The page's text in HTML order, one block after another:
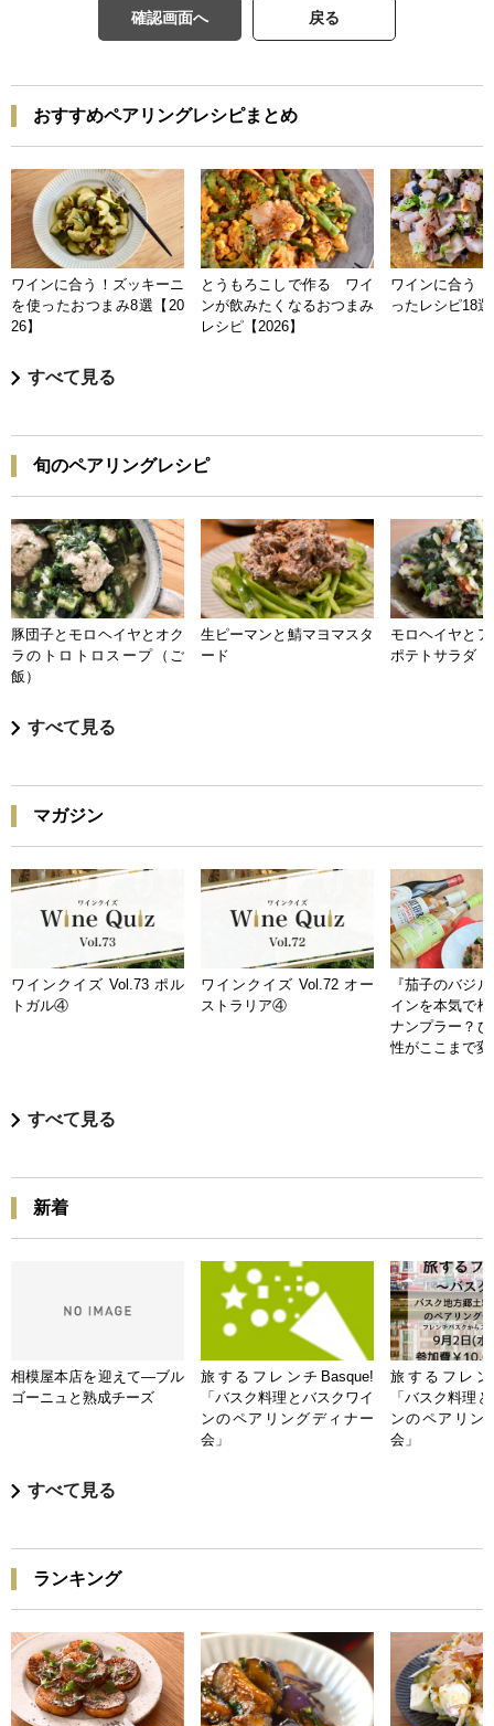
確認画面へ 戻る
おすすめペアリングレシピまとめ
ワインに合う！ズッキーニ
を使ったおつまみ8選【20
26】
とうもろこしで作る ワイ
ンが飲みたくなるおつまみ
レシピ【2026】
ワインに合う
ったレシピ18
すべて見る
旬のペアリングレシピ
豚団子とモロヘイヤとオク
ラのトロトロスープ（ご
飯）
生ピーマンと鯖マヨマスタ
ード
モロヘイヤと
ポテトサラダ
すべて見る
マガジン
ワインクイズ Vol.73 ポル
トガル④
ワインクイズ Vol.72 オー
ストラリア④
『茄子のバジ
インを本気で
ナンプラー？
性がここまで
すべて見る
新着
相模屋本店を迎えて―ブル
ゴーニュと熟成チーズ
旅するフレンチBasque!
「バスク料理とバスクワイ
ンのペアリングディナー
会」
旅するフレン
「バスク料理
ンのペアリン
会」
すべて見る
ランキング